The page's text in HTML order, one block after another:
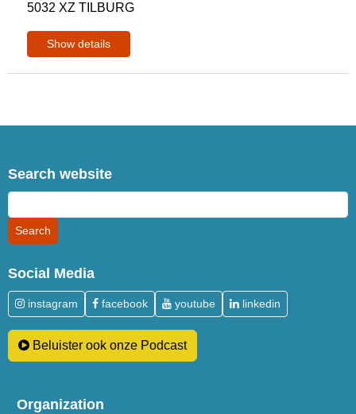
5032 XZ TILBURG
Show details
Search website
Social Media
instagram facebook youtube linkedin
Beluister ook onze Podcast
Organization